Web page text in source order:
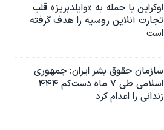
اوکراین با حمله به «وایلدبریز» قلب
تجارت آنلاین روسیه را هدف گرفته
است
سازمان حقوق بشر ایران: جمهوری
اسلامی طی ۷ ماه دست‌کم ۴۴۴
زندانی را اعدام کرد